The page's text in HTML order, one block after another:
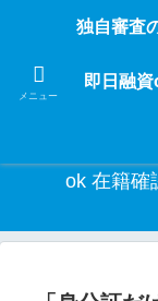
独自審査のフリーロー
な入用があっても安心
日返済
独自審査のキ
ok 在籍確
メニュー
独自審査
即日融